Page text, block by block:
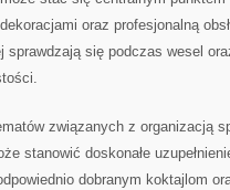
oraz profesjonalną
sprawdzają się podczas wesel
związanych z organizacją
stanowić doskonałe
dobranym koktajlom